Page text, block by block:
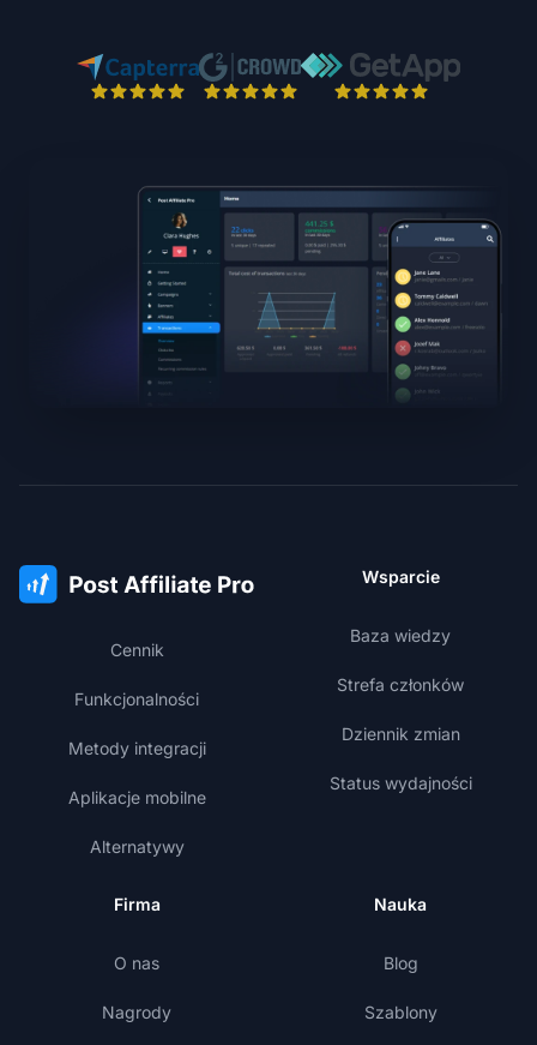
Cennik
Funkcjonalności
Metody integracji
Aplikacje mobilne
Alternatywy
Wsparcie
Baza wiedzy
Strefa członków
Dziennik zmian
Status wydajności
Firma
O nas
Nagrody
Nauka
Blog
Szablony